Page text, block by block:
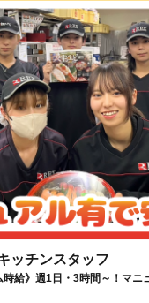
ッチンスタッフ
給》週1日・3時間～！マニ